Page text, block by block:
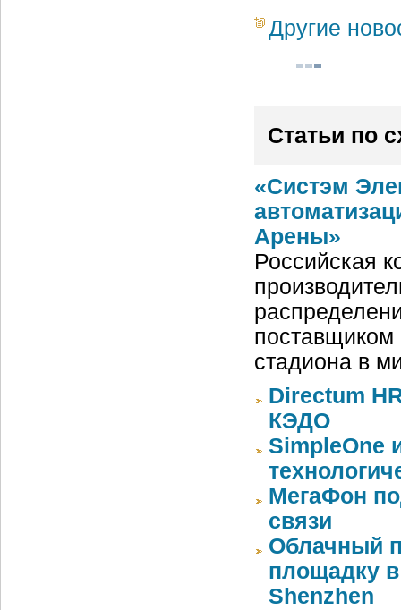
Другие
Статьи по
«Систэм
Арены»
Российская
поставщиком
стадиона в
Directum
КЭДО
SimpleOne
МегаФон
связи
Облачный
площадку в
Shenzhen